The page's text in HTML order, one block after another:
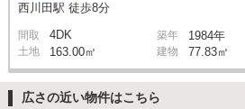
西川田駅 徒歩8分
間取 4DK 築年 1984年
土地 163.00㎡ 建物 77.83㎡
広さの近い物件はこちら